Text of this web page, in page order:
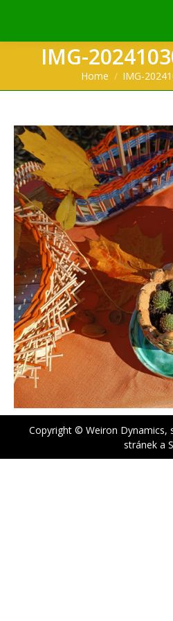
IMG-
You are here:
Home IMG-
Copyright © Weiron Dynamics,
stráneka